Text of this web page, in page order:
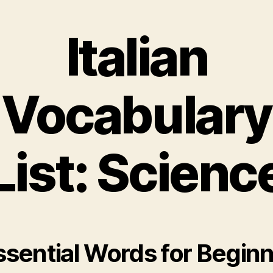
Italian
Vocabulary
Words for